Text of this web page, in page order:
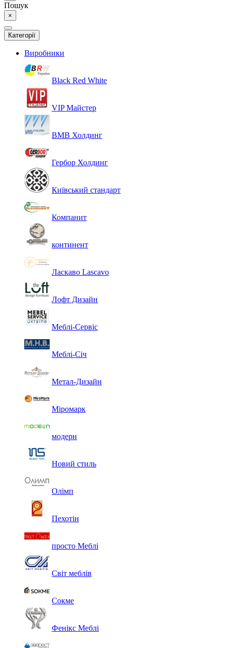
Пошук
×
Категорії
Виробники
Black Red White
VIP Майстер
ВМВ Холдинг
Гербор Холдинг
Київський стандарт
Компанит
континент
Ласкаво Lascavo
Лофт Дизайн
Меблі-Сервіс
Меблі-Січ
Метал-Дизайн
Міромарк
модерн
Новий стиль
Олімп
Пехотін
просто Меблі
Світ меблів
Сокме
Фенікс Меблі